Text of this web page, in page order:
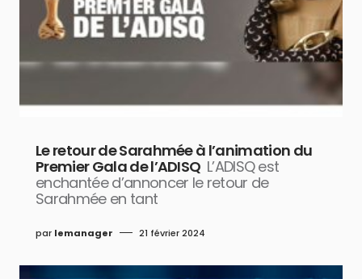
Le retour de Sarahmée à l’animation du
Premier Gala de l’ADISQ L’ADISQ est
enchantée d’annoncer le retour de
Sarahmée en tant
par lemanager 21 février 2024